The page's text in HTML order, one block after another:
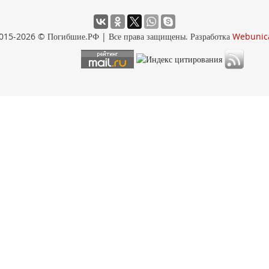
2026 © Погибшие.РФ | Все права защищены. Разработка